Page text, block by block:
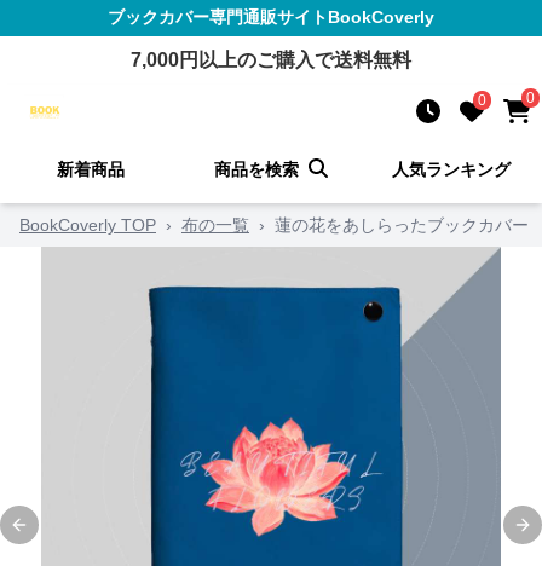
ブックカバー専門通販サイトBookCoverly
7,000円以上のご購入で送料無料
0 0
新着商品 商品を検索 人気ランキング
BookCoverly TOP › 布の一覧 › 蓮の花をあしらったブックカバー
Previous slide